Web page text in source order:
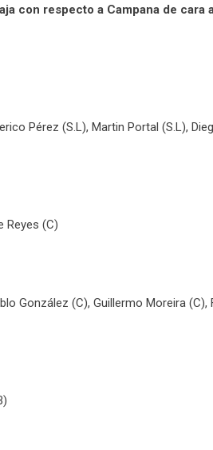
con respecto a Campana de cara
Pérez (S.L), Martin Portal (S.L),
Reyes (C)
González (C), Guillermo Moreira (C),